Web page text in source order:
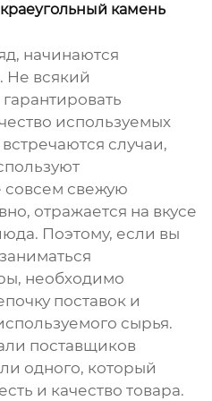
камень
начинаются
Не всякий
используемых
случаи,
свежую
отражается на вкусе
Поэтому, если вы
, необходимо
поставок и
сырья.
поставщиков
одного, который
и качество товара.